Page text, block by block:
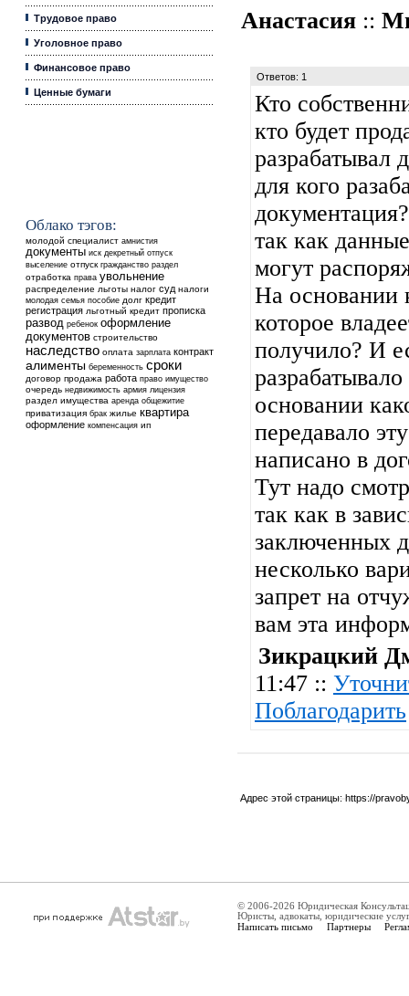
Трудовое право
Уголовное право
Финансовое право
Ценные бумаги
Облако тэгов:
молодой специалист амнистия
документы иск декретный отпуск
выселение отпуск гражданство раздел
отработка права увольнение
распределение льготы налог суд налоги
молодая семья пособие долг кредит
регистрация льготный кредит прописка
развод ребенок оформление
документов строительство
наследство оплата зарплата контракт
алименты беременность сроки
договор продажа работа право имущество
очередь недвижимость армия лицензия
раздел имущества аренда общежитие
приватизация брак жилье квартира
оформление компенсация ип
Анастасия ::
Ответов: 1
Кто
кто будет
разрабатывал
для кого
так как
могут
На основании
которое
получило? И
основании
передавало
написано в
Тут надо
так как в
заключенных
несколько
запрет на
вам эта
Зикрацкий
11:47 ::
Поблагодарить
Адрес этой страницы: https://
© 2006-2026 Юридическая
Юристы, адвокаты, юридические
Написать письмо Партнеры